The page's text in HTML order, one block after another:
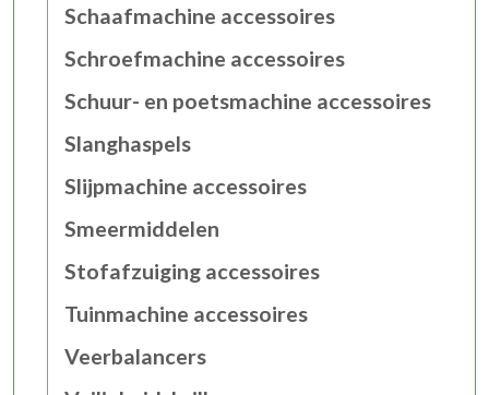
Schaafmachine accessoires
Schroefmachine accessoires
Schuur- en poetsmachine accessoires
Slanghaspels
Slijpmachine accessoires
Smeermiddelen
Stofafzuiging accessoires
Tuinmachine accessoires
Veerbalancers